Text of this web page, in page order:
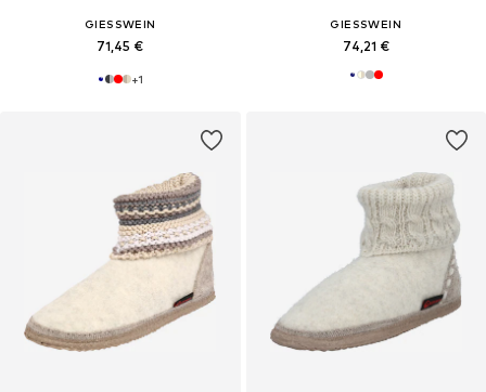
GIESSWEIN
71,45 €
+1
GIESSWEIN
74,21 €